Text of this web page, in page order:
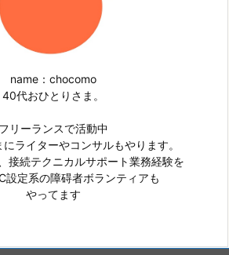
name：chocomo
40代おひとりさま。
フリーランスで活動中
ライターやコンサルもやります。
接続テクニカルサポート業務経験を
設定系の障碍者ボランティアも
やってます